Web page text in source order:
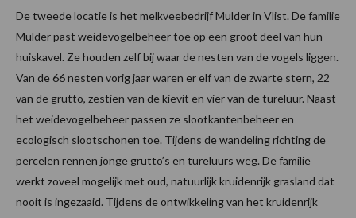
De tweede locatie is het melkveebedrijf Mulder in Vlist. De familie
Mulder past weidevogelbeheer toe op een groot deel van hun
huiskavel. Ze houden zelf bij waar de nesten van de vogels liggen.
Van de 66 nesten vorig jaar waren er elf van de zwarte stern, 22
van de grutto, zestien van de kievit en vier van de tureluur. Naast
het weidevogelbeheer passen ze slootkantenbeheer en
ecologisch slootschonen toe. Tijdens de wandeling richting de
percelen rennen jonge grutto’s en tureluurs weg. De familie
werkt zoveel mogelijk met oud, natuurlijk kruidenrijk grasland dat
nooit is ingezaaid. Tijdens de ontwikkeling van het kruidenrijk